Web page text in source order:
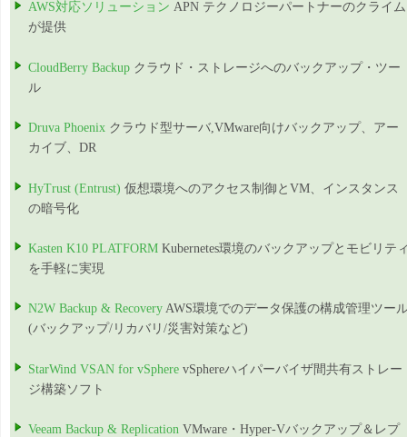
AWS対応ソリューション APN テクノロジーパートナーのクライム
が提供
CloudBerry Backup クラウド・ストレージへのバックアップ・ツー
ル
Druva Phoenix クラウド型サーバ,VMware向けバックアップ、アー
カイブ、DR
HyTrust (Entrust) 仮想環境へのアクセス制御とVM、インスタンス
の暗号化
Kasten K10 PLATFORM Kubernetes環境のバックアップとモビリテ
を手軽に実現
N2W Backup & Recovery AWS環境でのデータ保護の構成管理ツー
(バックアップ/リカバリ/災害対策など)
StarWind VSAN for vSphere vSphereハイパーバイザ間共有ストレー
ジ構築ソフト
Veeam Backup & Replication VMware・Hyper-Vバックアップ＆レプ